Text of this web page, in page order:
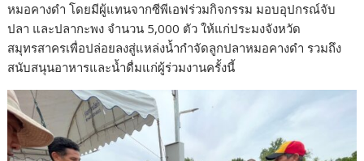
หมอคางดำ โดยมีผู้แทนจากซีพีเอฟร่วมกิจกรรม มอบอุปกรณ์จับ
ปลา และปลากะพง จำนวน 5,000 ตัว ให้แก่ประมงจังหวัด
สมุทรสาครเพื่อปล่อยลงสู่แหล่งน้ำกำจัดลูกปลาหมอคางดำ รวมถึง
สนับสนุนอาหารและน้ำดื่มแก่ผู้ร่วมงานครั้งนี้